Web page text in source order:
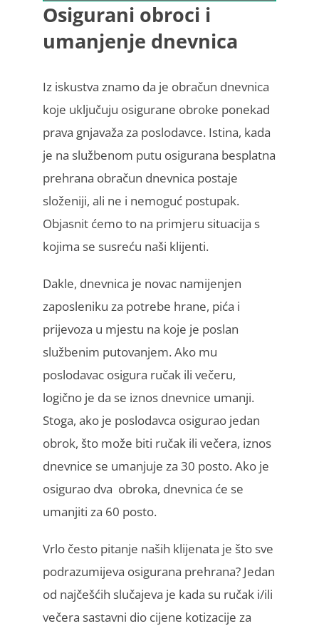
Osigurani obroci i
umanjenje dnevnica
Iz iskustva znamo da je obračun dnevnica
koje uključuju osigurane obroke ponekad
prava gnjavaža za poslodavce. Istina, kada
je na službenom putu osigurana besplatna
prehrana obračun dnevnica postaje
složeniji, ali ne i nemoguć postupak.
Objasnit ćemo to na primjeru situacija s
kojima se susreću naši klijenti.
Dakle, dnevnica je novac namijenjen
zaposleniku za potrebe hrane, pića i
prijevoza u mjestu na koje je poslan
službenim putovanjem. Ako mu
poslodavac osigura ručak ili večeru,
logično je da se iznos dnevnice umanji.
Stoga, ako je poslodavca osigurao jedan
obrok, što može biti ručak ili večera, iznos
dnevnice se umanjuje za 30 posto. Ako je
osigurao dva obroka, dnevnica će se
umanjiti za 60 posto.
Vrlo često pitanje naših klijenata je što sve
podrazumijeva osigurana prehrana? Jedan
od najčešćih slučajeva je kada su ručak i/ili
večera sastavni dio cijene kotizacije za